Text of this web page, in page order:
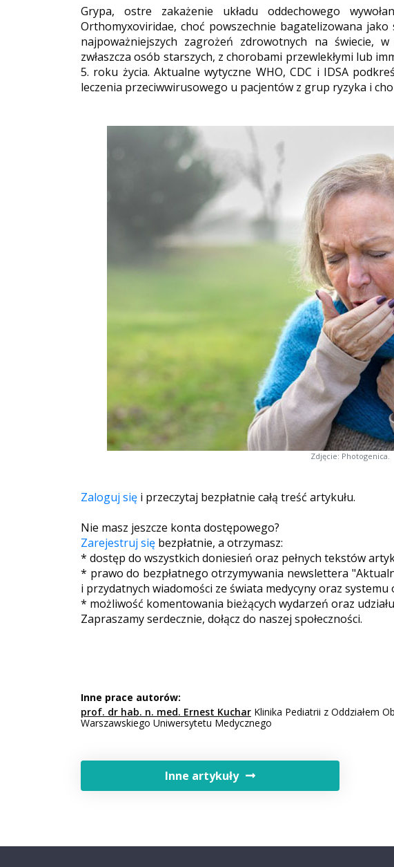
Grypa, ostre zakażenie układu oddechowego
Orthomyxoviridae, choć powszechnie bagatelizowana
najpoważniejszych zagrożeń zdrowotnych na świecie,
zwłaszcza osób starszych, z chorobami przewlekłymi lub
5. roku życia. Aktualne wytyczne WHO, CDC i IDSA
leczenia przeciwwirusowego u pacjentów z grup ryzyka i
Zdjęcie: Photogenica.
Zaloguj się i przeczytaj bezpłatnie całą treść artykułu.
Nie masz jeszcze konta dostępowego?
Zarejestruj się bezpłatnie, a otrzymasz:
* dostęp do wszystkich doniesień oraz pełnych tekstów
* prawo do bezpłatnego otrzymywania newslettera
i przydatnych wiadomości ze świata medycyny oraz
* możliwość komentowania bieżących wydarzeń oraz
Zapraszamy serdecznie, dołącz do naszej społeczności.
Inne prace autorów:
prof. dr hab. n. med. Ernest Kuchar Klinika Pediatrii z Oddziałem
Warszawskiego Uniwersytetu Medycznego
Inne artykuły